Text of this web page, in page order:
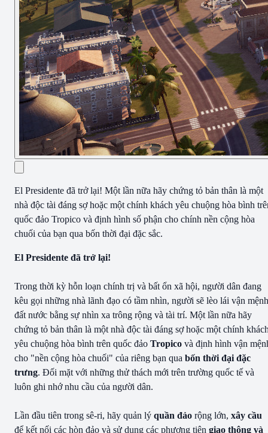
El Presidente đã trở lại! Một lần nữa hãy chứng tỏ bản thân là một
nhà độc tài đáng sợ hoặc một chính khách yêu chuộng hòa bình
quốc đảo Tropico và định hình số phận cho chính nền cộng hòa
chuối của bạn qua bốn thời đại đặc sắc.
El Presidente đã trở lại!
Trong thời kỳ hỗn loạn chính trị và bất ổn xã hội, người dân đang
kêu gọi những nhà lãnh đạo có tầm nhìn, người sẽ lèo lái vận mệnh
đất nước bằng sự nhìn xa trông rộng và tài trí. Một lần nữa hãy
chứng tỏ bản thân là một nhà độc tài đáng sợ hoặc một chính
yêu chuộng hòa bình trên quốc đảo Tropico và định hình vận
cho "nền cộng hòa chuối" của riêng bạn qua bốn thời đại đặc
trưng. Đối mặt với những thử thách mới trên trường quốc tế và
luôn ghi nhớ nhu cầu của người dân.
Lần đầu tiên trong sê-ri, hãy quản lý quần đảo rộng lớn, xây cầu
để kết nối các hòn đảo và sử dụng các phương tiện giao thông và